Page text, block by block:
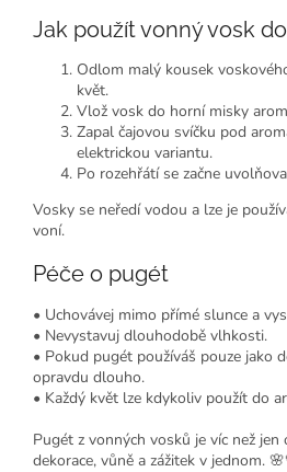
Jak použít vonný vosk
Odlom malý kousek
květ.
Vlož vosk do horní misky
Zapal čajovou svíčku pod
elektrickou variantu.
Po rozehřátí se začne
Vosky se neředí vodou a lze je
voní.
Péče o pugét
• Uchovávej mimo přímé slunce a
• Nevystavuj dlouhodobě vlhkosti.
• Pokud pugét používáš pouze jako
opravdu dlouho.
• Každý květ lze kdykoliv použít do
Pugét z vonných vosků je víc než jen
dekorace, vůně a zážitek v jednom.